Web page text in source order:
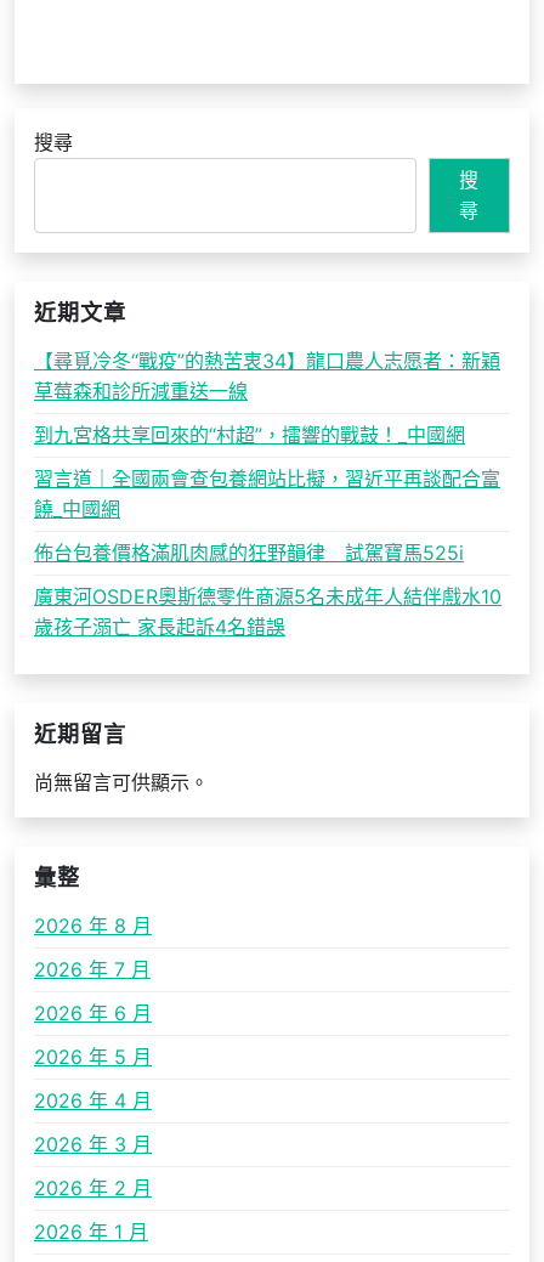
搜尋
搜
尋
近期文章
【尋覓冷冬“戰疫”的熱苦衷34】龍口農人志愿者：新穎
草莓森和診所減重送一線
到九宮格共享回來的“村超”，擂響的戰鼓！_中國網
習言道｜全國兩會查包養網站比擬，習近平再談配合富
饒_中國網
佈台包養價格滿肌肉感的狂野韻律 試駕寶馬525i
廣東河OSDER奧斯德零件商源5名未成年人結伴戲水10
歲孩子溺亡 家長起訴4名錯誤
近期留言
尚無留言可供顯示。
彙整
2026 年 8 月
2026 年 7 月
2026 年 6 月
2026 年 5 月
2026 年 4 月
2026 年 3 月
2026 年 2 月
2026 年 1 月